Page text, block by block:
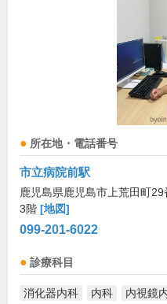
所在地・電話番号
市立病院前駅
鹿児島県鹿児島市上荒田町29
3階 [地図]
099-201-6022
診療科目
消化器内科 内科 内視鏡